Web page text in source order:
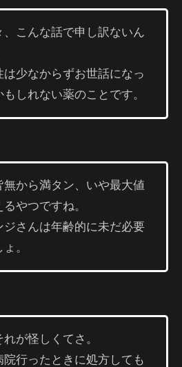
、こんな話で申し訳ないん
は少なからずお世話になっ
しれない薬のことです。
無から満タン、いや最大値
やつですね。
ジさんは年齢的に未だ必要
。
が怪しくてさ。
院行ったときに処方しても